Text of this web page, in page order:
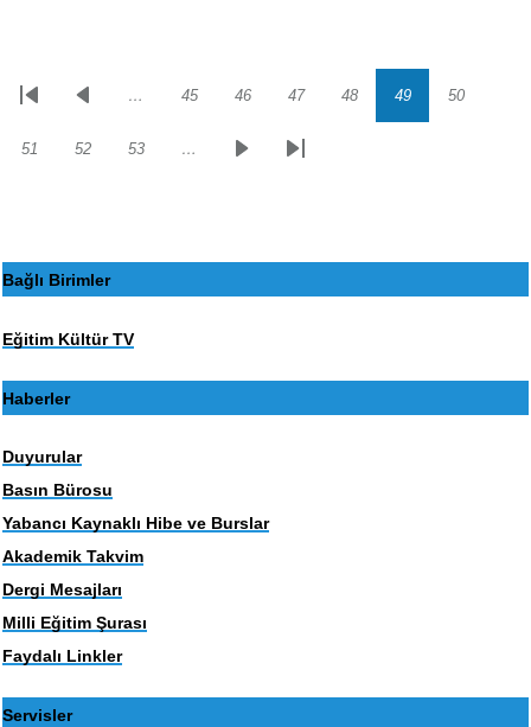
Sayfalama
İlk
Önceki… Sayfa
45 Sayfa
46 Sayfa
47 Sayfa
48 Sayfa
49 Sayfa
50
Sayfa
51 Sayfa
52 Sayfa
53 …
SonrakiSon
Bağlı Birimler
Eğitim Kültür TV
Haberler
Duyurular
Basın Bürosu
Yabancı Kaynaklı Hibe ve Burslar
Akademik Takvim
Dergi Mesajları
Milli Eğitim Şurası
Faydalı Linkler
Servisler